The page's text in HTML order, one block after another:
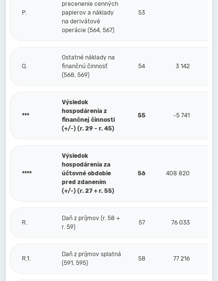
P.
precenenie cenných
papierov a náklady
na derivátové
operácie (564, 567)
53
Q.
Ostatné náklady na
finančnú činnosť
(568, 569)
54 3 142
***
Výsledok
hospodárenia z
finančnej činnosti
(+/-) (r. 29 - r. 45)
55 -5 741
****
Výsledok
hospodárenia za
účtovné obdobie
pred zdanením
(+/-) (r. 27 + r. 55)
56 408 820
R.
Daň z príjmov (r. 58 +
r. 59)
57 76 033
R.1.
Daň z príjmov splatná
(591, 595)
58 77 216